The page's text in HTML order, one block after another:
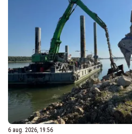
6 aug. 2026, 19:56